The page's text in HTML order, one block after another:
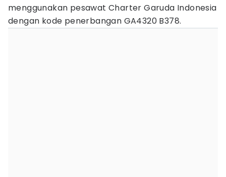
menggunakan pesawat Charter Garuda Indonesia
dengan kode penerbangan GA4320 B378.